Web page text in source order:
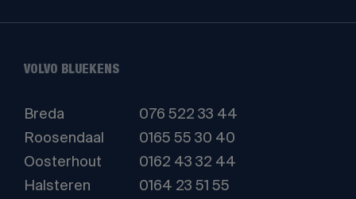
VOLVO BLUEKENS
Breda
076 522 33 44
Roosendaal
0165 55 30 40
Oosterhout
0162 43 32 44
Halsteren
0164 23 51 55